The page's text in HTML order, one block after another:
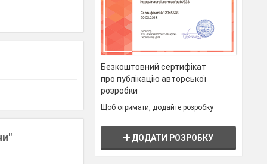
Безкоштовний сертифікат
про публікацію авторської
розробки
Щоб отримати, додайте розробку
ДОДАТИ РОЗРОБКУ